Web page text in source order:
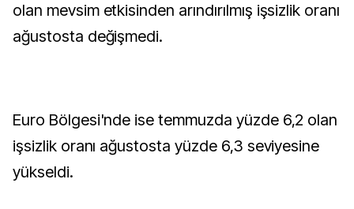
olan mevsim etkisinden arındırılmış işsizlik oranı
ağustosta değişmedi.
Euro Bölgesi'nde ise temmuzda yüzde 6,2 olan
işsizlik oranı ağustosta yüzde 6,3 seviyesine
yükseldi.